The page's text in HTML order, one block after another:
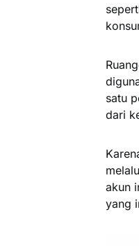
satu
dari
akun
yang